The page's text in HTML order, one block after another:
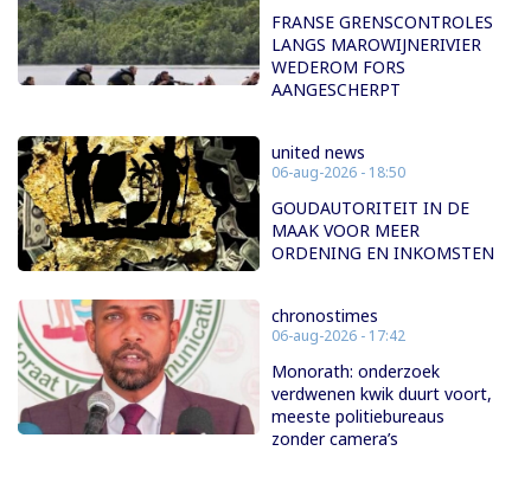
FRANSE GRENSCONTROLES
LANGS MAROWIJNERIVIER
WEDEROM FORS
AANGESCHERPT
united news
06-aug-2026 - 18:50
GOUDAUTORITEIT IN DE
MAAK VOOR MEER
ORDENING EN INKOMSTEN
chronostimes
06-aug-2026 - 17:42
Monorath: onderzoek
verdwenen kwik duurt voort,
meeste politiebureaus
zonder camera’s